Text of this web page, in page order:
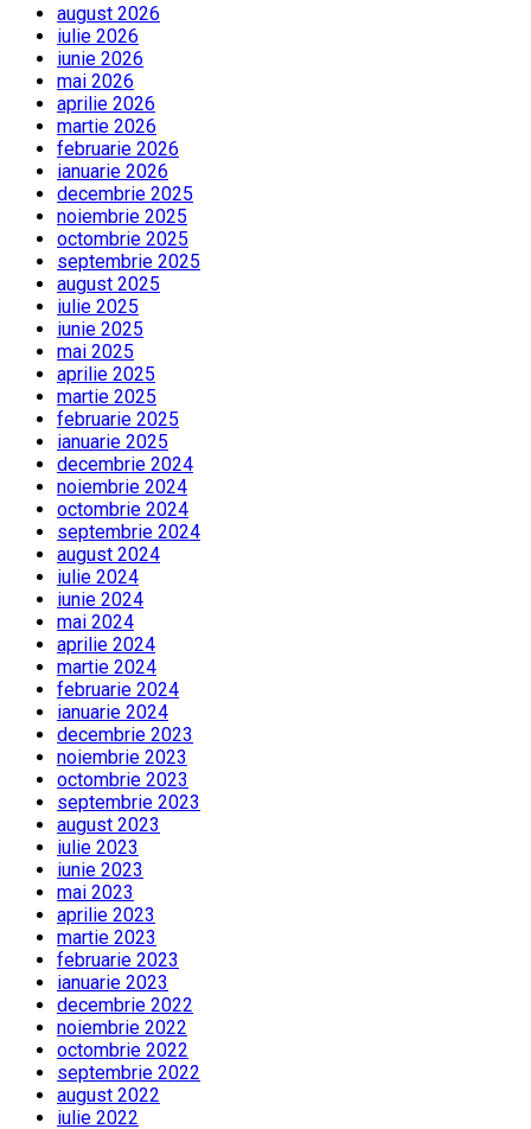
august 2026
iulie 2026
iunie 2026
mai 2026
aprilie 2026
martie 2026
februarie 2026
ianuarie 2026
decembrie 2025
noiembrie 2025
octombrie 2025
septembrie 2025
august 2025
iulie 2025
iunie 2025
mai 2025
aprilie 2025
martie 2025
februarie 2025
ianuarie 2025
decembrie 2024
noiembrie 2024
octombrie 2024
septembrie 2024
august 2024
iulie 2024
iunie 2024
mai 2024
aprilie 2024
martie 2024
februarie 2024
ianuarie 2024
decembrie 2023
noiembrie 2023
octombrie 2023
septembrie 2023
august 2023
iulie 2023
iunie 2023
mai 2023
aprilie 2023
martie 2023
februarie 2023
ianuarie 2023
decembrie 2022
noiembrie 2022
octombrie 2022
septembrie 2022
august 2022
iulie 2022